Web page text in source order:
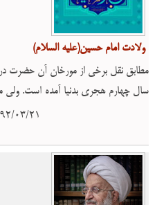
ولادت امام حسین(علیه السلام)
مطابق نقل برخى از مورخان آن حضرت
سال چهارم هجرى بدنیا آمده است. ولى
ایشان در سال سوم هجرى روز سوم
پس از نقل این اختلافات معتقد است
حضرت سوم شعبان است.
03/21